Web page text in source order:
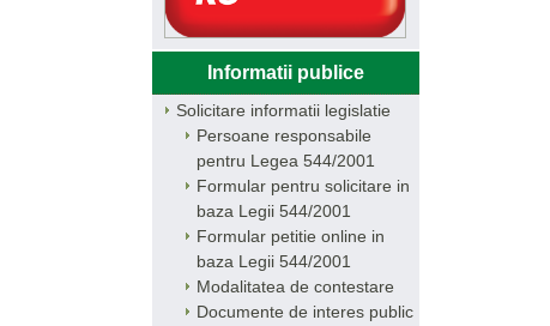
Informatii publice
Solicitare informatii legislatie
Persoane responsabile
pentru Legea 544/2001
Formular pentru solicitare in
baza Legii 544/2001
Formular petitie online in
baza Legii 544/2001
Modalitatea de contestare
Documente de interes public